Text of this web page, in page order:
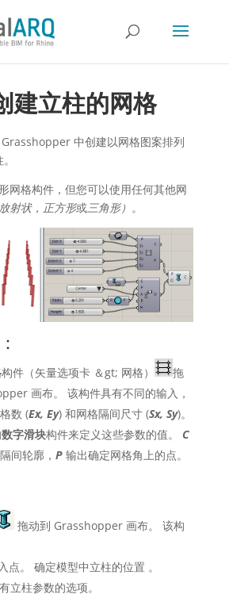
建立柱的网格
中创建以网格图案排列
网格构件，但您可以使用任何其他网
放射状， 正方形或三角形） 。
构件（矢量选项卡 ＆gt; 网格）
拖
画布。 该构件具有不同的输入，
数 (Ex, Ey) 和网格隔间尺寸 (Sx, Sy)。
数字滑块构件来定义这些参数的值。 C
间轮廓， P输出确定网格角上的点。
拖动到 Grasshopper 画布。 该构
点。 确定模型中立柱的位置 。
立柱参数的选项。